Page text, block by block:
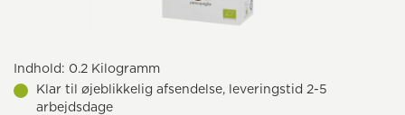
Indhold: 0.2 Kilogramm
Klar til øjeblikkelig afsendelse, leveringstid 2-5
arbejdsdage